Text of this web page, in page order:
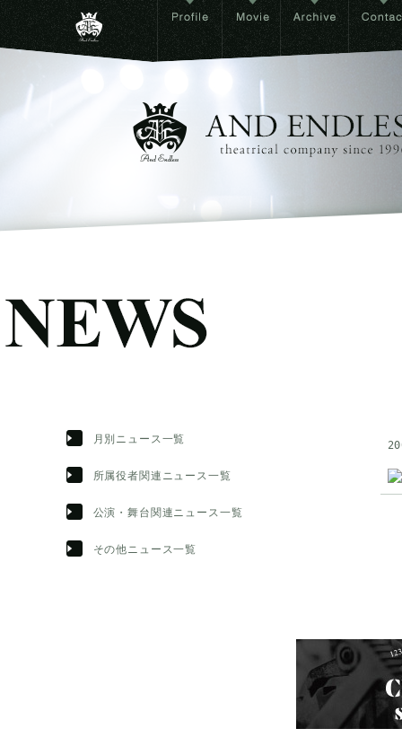
月別ニュース一覧
所属役者関連ニュース一覧
公演・舞台関連ニュース一覧
その他ニュース一覧